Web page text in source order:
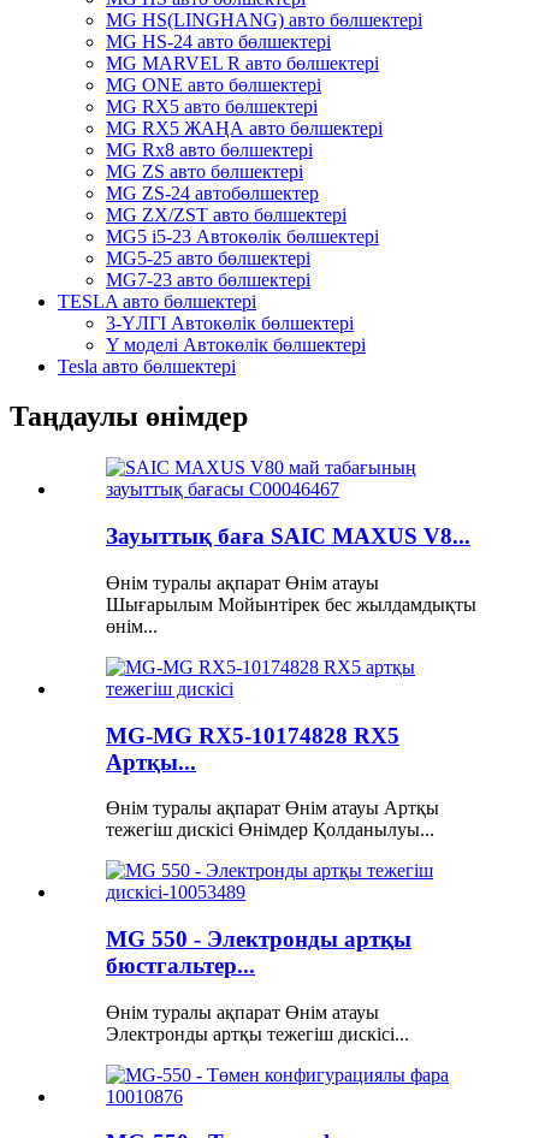
MG HS(LINGHANG) авто бөлшектері
MG HS-24 авто бөлшектері
MG MARVEL R авто бөлшектері
MG ONE авто бөлшектері
MG RX5 авто бөлшектері
MG RX5 ЖАҢА авто бөлшектері
MG Rx8 авто бөлшектері
MG ZS авто бөлшектері
MG ZS-24 автобөлшектер
MG ZX/ZST авто бөлшектері
MG5 i5-23 Автокөлік бөлшектері
MG5-25 авто бөлшектері
MG7-23 авто бөлшектері
TESLA авто бөлшектері
3-ҮЛГІ Автокөлік бөлшектері
Y моделі Автокөлік бөлшектері
Tesla авто бөлшектері
Таңдаулы өнімдер
Зауыттық баға SAIC MAXUS V8...
Өнім туралы ақпарат Өнім атауы
Шығарылым Мойынтірек бес жылдамдықты
өнім...
MG-MG RX5-10174828 RX5
Артқы...
Өнім туралы ақпарат Өнім атауы Артқы
тежегіш дискісі Өнімдер Қолданылуы...
MG 550 - Электронды артқы
бюстгальтер...
Өнім туралы ақпарат Өнім атауы
Электронды артқы тежегіш дискісі...